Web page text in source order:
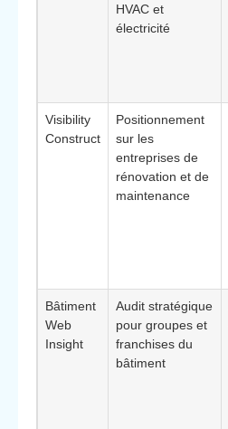
HVAC et
électricité
Visibility
Construct
Positionnement
sur les
entreprises de
rénovation et de
maintenance
Bâtiment
Web
Insight
Audit stratégique
pour groupes et
franchises du
bâtiment